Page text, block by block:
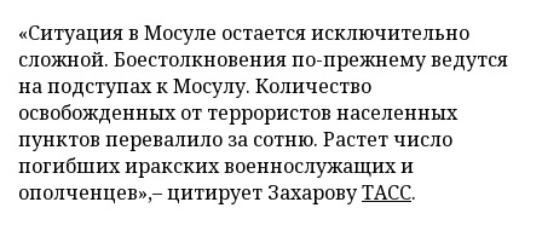
«Ситуация в Мосуле остается исключительно
сложной. Боестолкновения по-прежнему ведутся
на подступах к Мосулу. Количество
освобожденных от террористов населенных
пунктов перевалило за сотню. Растет число
погибших иракских военнослужащих и
ополченцев»,– цитирует ЗахаровуТАСС.